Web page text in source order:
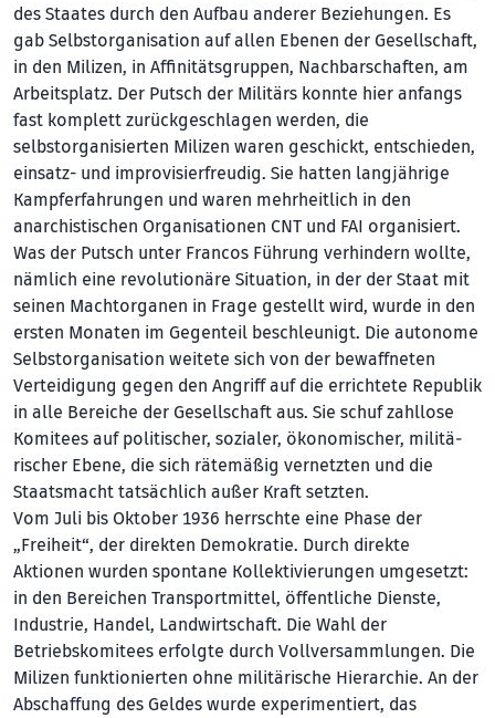
des Staates durch den Aufbau anderer Beziehungen. Es
gab Selbstorganisation auf allen Ebenen der Gesellschaft,
in den Milizen, in Affinitätsgruppen, Nachbarschaften, am
Arbeitsplatz. Der Putsch der Militärs konnte hier anfangs
fast komplett zurückgeschlagen werden, die
selbstorganisierten Milizen waren geschickt, entschieden,
einsatz- und improvisierfreudig. Sie hatten langjährige
Kampferfahrungen und waren mehrheitlich in den
anarchistischen Organisationen CNT und FAI organisiert.
Was der Putsch unter Francos Führung verhindern wollte,
nämlich eine revolutionäre Situation, in der der Staat mit
seinen Machtorganen in Frage gestellt wird, wurde in den
ersten Monaten im Gegenteil beschleunigt. Die autonome
Selbstorganisation weitete sich von der bewaffneten
Verteidigung gegen den Angriff auf die errichtete Republik
in alle Bereiche der Gesellschaft aus. Sie schuf zahllose
Komitees auf politischer, sozialer, ökonomischer, mi­li­tä­
rischer Ebene, die sich rätemäßig ver­netz­ten und die
Staatsmacht tatsächlich außer Kraft setzten.
Vom Juli bis Oktober 1936 herrschte eine Phase der
„Freiheit“, der direkten Demokratie. Durch direkte
Aktionen wurden spontane Kollektivierungen umgesetzt:
in den Bereichen Transportmittel, öffentliche Dienste,
Industrie, Handel, Landwirtschaft. Die Wahl der
Betriebskomitees erfolgte durch Vollversammlungen. Die
Milizen funktionierten ohne militärische Hierarchie. An der
Abschaffung des Geldes wurde experimentiert, das